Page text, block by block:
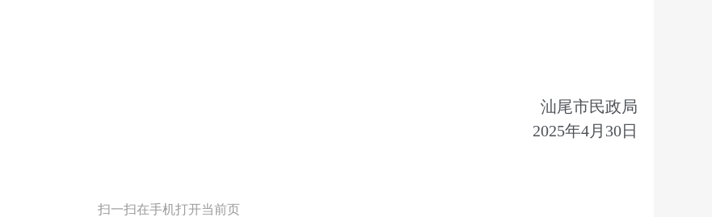
汕尾市民政局
2025年4月30日
扫一扫在手机打开当前页